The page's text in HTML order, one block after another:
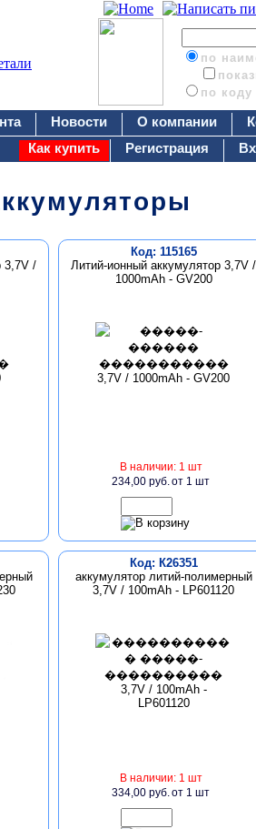
по
по коду
Новости О компании
Как купить
Регистрация
3,7V /
Код: 115165
Литий-ионный аккумулятор 3,7V /
1000mAh - GV200
В наличии: 1 шт
234,00 руб.от 1 шт
Код: К26351
аккумулятор литий-полимерный
3,7V / 100mAh - LP601120
В наличии: 1 шт
334,00 руб.от 1 шт